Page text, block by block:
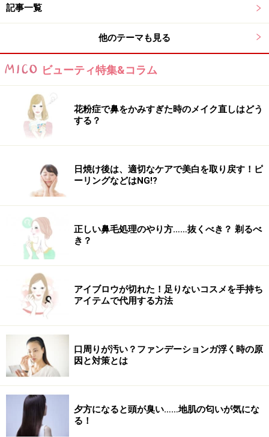
にオイルを使うとさらにgood！ この温めケアはどんな肌
でも効果的ですが、アラフォー世代の方には特におスス
メ！ もとの肌を自力で最大限キレイにする、このケアに
うでしょう!? 笑。詳しいスチームタオルのやり方はこち
らを参考にして下さいね！ （動画）
https://youtu.be/4N0R_jKFpBc
山本さんのおすすめアイテム
誰でも簡単に蒸しタオルができちゃう山本さんこだわり
のオリジナル『スチームタオル』
『スチームタオル美容法』があまりにもよくて、山本浩
未×タオルメーカー西川産業×PLAZAで共同企画して作っ
たこだわりの今治産のスチームタオル。これひとつで
「肌を蒸して温める」、「拭く」、血流をよくして「流
す」が叶う。メイクのノリもよくなり毛穴ケアもバッチ
リ！ スチームタオル／1000円（税抜）／PS collection
記事一覧
他のテーマも見る
ビューティ特集&コラム
花粉症で鼻をかみすぎた時のメイク直しはどう
する？
日焼け後は、適切なケアで美白を取り戻す！ピ
ーリングなどはNG!?
正しい鼻毛処理のやり方……抜くべき？ 剃るべ
き？
アイブロウが切れた！足りないコスメを手持ち
アイテムで代用する方法
口周りが汚い？ファンデーションガ浮く時の原
因と対策とは
夕方になると頭が臭い……地肌の匂いが気にな
る！